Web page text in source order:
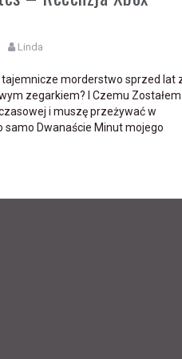
Linda
morderstwo sprzed lat
zegarkiem? I Czemu Zostałem
i muszę przeżywać w
samo Dwanaście Minut mojego